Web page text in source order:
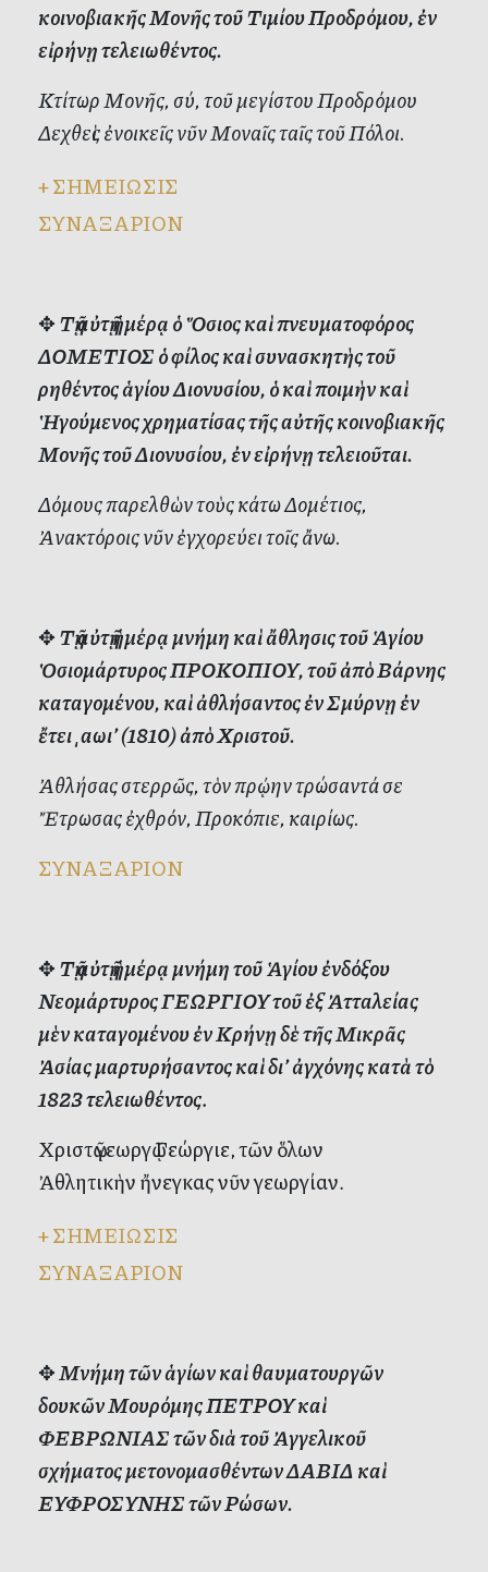
κοινοβιακῆς Μονῆς τοῦ Τιμίου Προδρόμου, ἐν
εἰρήνῃ τελειωθέντος.
Κτίτωρ Μονῆς, σύ, τοῦ μεγίστου Προδρόμου
Δεχθεὶς ἐνοικεῖς νῦν Μοναῖς ταῖς τοῦ Πόλοι.
+ΣΗΜΕΙΩΣΙΣ
ΣΥΝΑΞΑΡΙΟΝ
✥Τῇ αὐτῇ ἡμέρᾳ ὁ Ὅσιος καὶ πνευματοφόρος
ΔΟΜΕΤΙΟΣ ὁ φίλος καὶ συνασκητὴς τοῦ
ρηθέντος ἁγίου Διονυσίου, ὁ καὶ ποιμὴν καὶ
Ἡγούμενος χρηματίσας τῆς αὐτῆς κοινοβιακῆς
Μονῆς τοῦ Διονυσίου, ἐν εἰρήνῃ τελειοῦται.
Δόμους παρελθὼν τοὺς κάτω Δομέτιος,
Ἀνακτόροις νῦν ἐγχορεύει τοῖς ἄνω.
✥Τῇ αὐτῇ ἡμέρᾳ μνήμη καὶ ἄθλησις τοῦ Ἁγίου
Ὁσιομάρτυρος ΠΡΟΚΟΠΙΟΥ, τοῦ ἀπὸ Βάρνης
καταγομένου, καὶ ἀθλήσαντος ἐν Σμύρνῃ ἐν
ἔτει ͵αωι’ (1810) ἀπὸ Χριστοῦ.
Ἀθλήσας στερρῶς, τὸν πρῴην τρώσαντά σε
Ἔτρωσας ἐχθρόν, Προκόπιε, καιρίως.
ΣΥΝΑΞΑΡΙΟΝ
✥Τῇ αὐτῇ ἡμέρᾳ μνήμη τοῦ Ἁγίου ἐνδόξου
Νεομάρτυρος ΓΕΩΡΓΙΟΥ τοῦ ἐξ Ἀτταλείας
μὲν καταγομένου ἐν Κρήνῃδὲ τῆς Μικρᾶς
Ἀσίας μαρτυρήσαντος καὶ δι’ ἀγχόνης κατὰ τὸ
1823 τελειωθέντος.
Χριστῷ γεωργῷ Γεώργιε, τῶν ὅλων
Ἀθλητικὴν ἤνεγκας νῦν γεωργίαν.
+ΣΗΜΕΙΩΣΙΣ
ΣΥΝΑΞΑΡΙΟΝ
✥Μνήμη τῶν ἁγίων καὶ θαυματουργῶν
δουκῶν Μουρόμης ΠΕΤΡΟΥ καὶ
ΦΕΒΡΩΝΙΑΣ τῶν διὰ τοῦ Ἀγγελικοῦ
σχήματος μετονομασθέντων ΔΑΒΙΔ καὶ
ΕΥΦΡΟΣΥΝΗΣ τῶν Ρώσων.